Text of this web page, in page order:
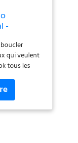
-
-
pour
-
avec
Chauffage
qui veulent
tous les
est le fer
qui vous
des looks
en toute